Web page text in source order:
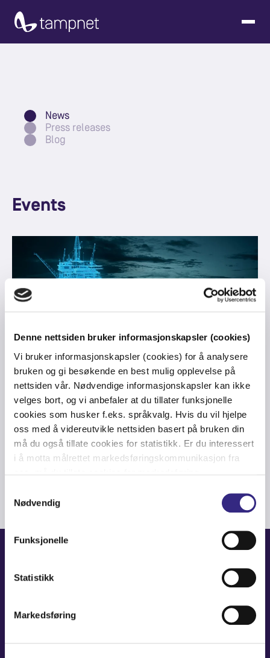
Denne nettsiden bruker informasjonskapsler (cookies)
Vi bruker informasjonskapsler (cookies) for å analysere
bruken og gi besøkende en best mulig opplevelse på
nettsiden vår. Nødvendige informasjonskapsler kan ikke
velges bort, og vi anbefaler at du tillater funksjonelle
cookies som husker f.eks. språkvalg. Hvis du vil hjelpe
oss med å videreutvikle nettsiden basert på bruken din
må du også tillate cookies for statistikk. Er du interessert
i å motta målrettet markedsføringskommunikasjon fra
Nødvendig
Funksjonelle
Statistikk
Markedsføring
News
Press releases
Blog
Events
- LTE OFFSHORE - NORTH SEA
-
CLOUD- ROV- FIBRE-DIGITAL DRILLING-PRIVATE MOBILE NETWORK
CONNECTED WORKER PRIVATE NETWORKS
Tampnet Tech Talk - Private
Networks for Offshore Facilities
News and Events
Carrier